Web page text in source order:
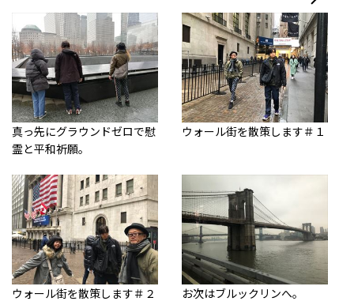
真っ先にグラウンドゼロで慰
霊と平和祈願。
ウォール街を散策します＃１
ウォール街を散策します＃２ お次はブルックリンへ。